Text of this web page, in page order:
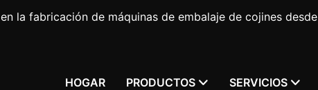
la fabricación de máquinas de embalaje de cojines desde
HOGAR PRODUCTOS SERVICIOS